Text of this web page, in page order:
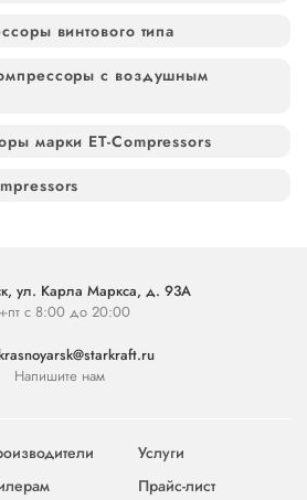
винтового типа
с воздушным
марки ET-Compressors
ул. Карла Маркса, д. 93А
пт с 8:00 до 20:00
Напишите нам
Услуги
Прайс-лист